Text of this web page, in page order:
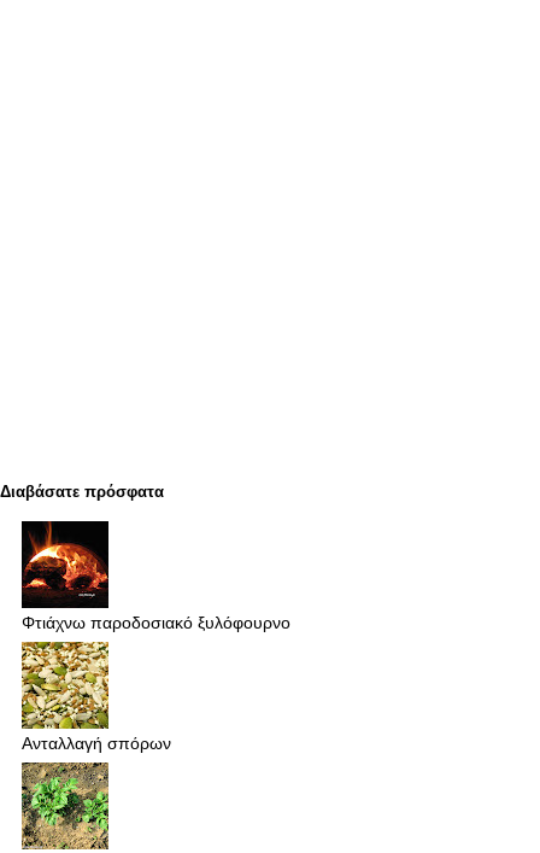
Διαβάσατε πρόσφατα
Φτιάχνω παροδοσιακό ξυλόφουρνο
Ανταλλαγή σπόρων